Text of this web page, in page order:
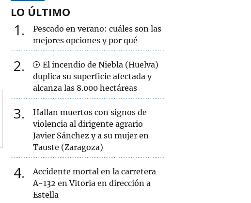
LO ÚLTIMO
1
Pescado en verano: cuáles son las
mejores opciones y por qué
2
El incendio de Niebla (Huelva)
duplica su superficie afectada y
alcanza las 8.000 hectáreas
3
Hallan muertos con signos de
violencia al dirigente agrario
Javier Sánchez y a su mujer en
Tauste (Zaragoza)
4
Accidente mortal en la carretera
A-132 en Vitoria en dirección a
Estella